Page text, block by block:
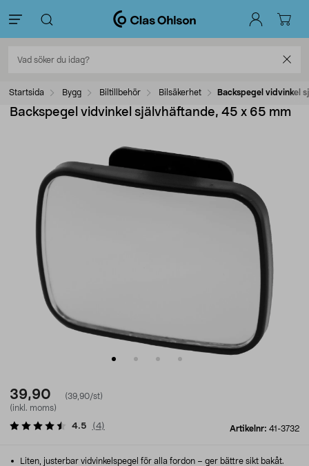
Startsida Bygg Biltillbehör Bilsäkerhet Backspegel vidvinkel
Backspegel vidvinkel självhäftande, 45 x 65 mm
39,90
(39,90/st)
(inkl. moms)
Artikelnr: 41-3732
4.5 (4)
Liten, justerbar vidvinkelspegel för alla fordon – ger bättre sikt bakåt.